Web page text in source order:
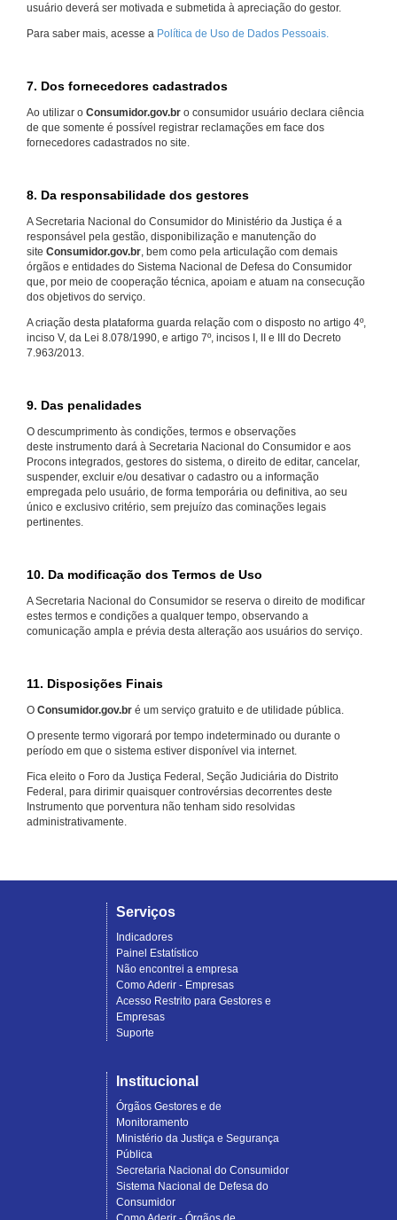
usuário deverá ser motivada e submetida à apreciação do gestor.
Para saber mais, acesse a Política de Uso de Dados Pessoais.
7. Dos fornecedores cadastrados
Ao utilizar o Consumidor.gov.br o consumidor usuário declara ciência
de que somente é possível registrar reclamações em face dos
fornecedores cadastrados no site.
8. Da responsabilidade dos gestores
A Secretaria Nacional do Consumidor do Ministério da Justiça é a
responsável pela gestão, disponibilização e manutenção do
site Consumidor.gov.br, bem como pela articulação com demais
órgãos e entidades do Sistema Nacional de Defesa do Consumidor
que, por meio de cooperação técnica, apoiam e atuam na consecução
dos objetivos do serviço.
A criação desta plataforma guarda relação com o disposto no artigo 4º,
inciso V, da Lei 8.078/1990, e artigo 7º, incisos I, II e III do Decreto
7.963/2013.
9. Das penalidades
O descumprimento às condições, termos e observações
deste instrumento dará à Secretaria Nacional do Consumidor e aos
Procons integrados, gestores do sistema, o direito de editar, cancelar,
suspender, excluir e/ou desativar o cadastro ou a informação
empregada pelo usuário, de forma temporária ou definitiva, ao seu
único e exclusivo critério, sem prejuízo das cominações legais
pertinentes.
10. Da modificação dos Termos de Uso
A Secretaria Nacional do Consumidor se reserva o direito de modificar
estes termos e condições a qualquer tempo, observando a
comunicação ampla e prévia desta alteração aos usuários do serviço.
11. Disposições Finais
O Consumidor.gov.br é um serviço gratuito e de utilidade pública.
O presente termo vigorará por tempo indeterminado ou durante o
período em que o sistema estiver disponível via internet.
Fica eleito o Foro da Justiça Federal, Seção Judiciária do Distrito
Federal, para dirimir quaisquer controvérsias decorrentes deste
Instrumento que porventura não tenham sido resolvidas
administrativamente.
Serviços
Indicadores
Painel Estatístico
Não encontrei a empresa
Como Aderir - Empresas
Acesso Restrito para Gestores e
Empresas
Suporte
Institucional
Órgãos Gestores e de
Monitoramento
Ministério da Justiça e Segurança
Pública
Secretaria Nacional do Consumidor
Sistema Nacional de Defesa do
Consumidor